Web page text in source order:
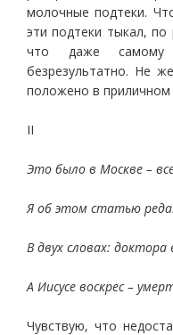
молочные подтеки.
эти подтеки тыкал,
что даже самому
безрезультатно. Не
положено в
II
Это было в Москве –
Я об этом статью
В двух словах: доктора
А Иисусе воскрес –
Чувствую, что